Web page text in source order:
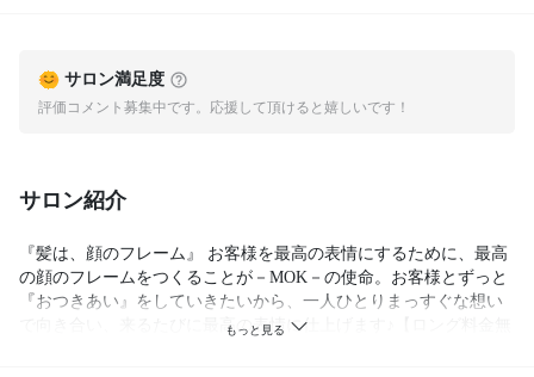
サロン満足度
評価コメント募集中です。応援して頂けると嬉しいです！
サロン紹介
『髪は、顔のフレーム』 お客様を最高の表情にするために、最高
の顔のフレームをつくることが－MOK－の使命。お客様とずっと
『おつきあい』をしていきたいから、一人ひとりまっすぐな想い
で向き合い、来るたびに最高の表情に仕上げます♪【ロング料金無